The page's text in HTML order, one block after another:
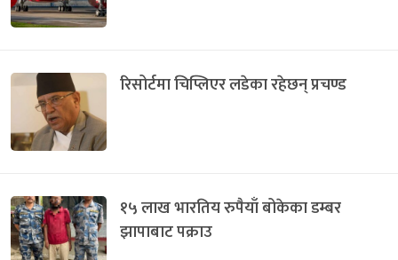
रिसोर्टमा चिप्लिएर लडेका रहेछन् प्रचण्ड
१५ लाख भारतिय रुपैयाँ बोकेका डम्बर
झापाबाट पक्राउ